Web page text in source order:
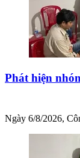
Phát hiện
Ngày 6/8/2026,